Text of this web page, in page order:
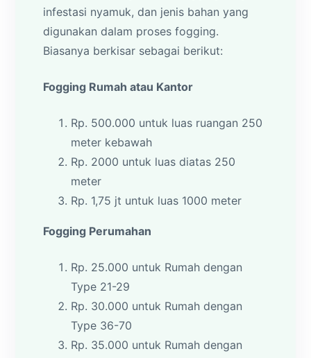
infestasi nyamuk, dan jenis bahan yang
digunakan dalam proses fogging.
Biasanya berkisar sebagai berikut:
Fogging Rumah atau Kantor
Rp. 500.000 untuk luas ruangan 250
meter kebawah
Rp. 2000 untuk luas diatas 250
meter
Rp. 1,75 jt untuk luas 1000 meter
Fogging Perumahan
Rp. 25.000 untuk Rumah dengan
Type 21-29
Rp. 30.000 untuk Rumah dengan
Type 36-70
Rp. 35.000 untuk Rumah dengan